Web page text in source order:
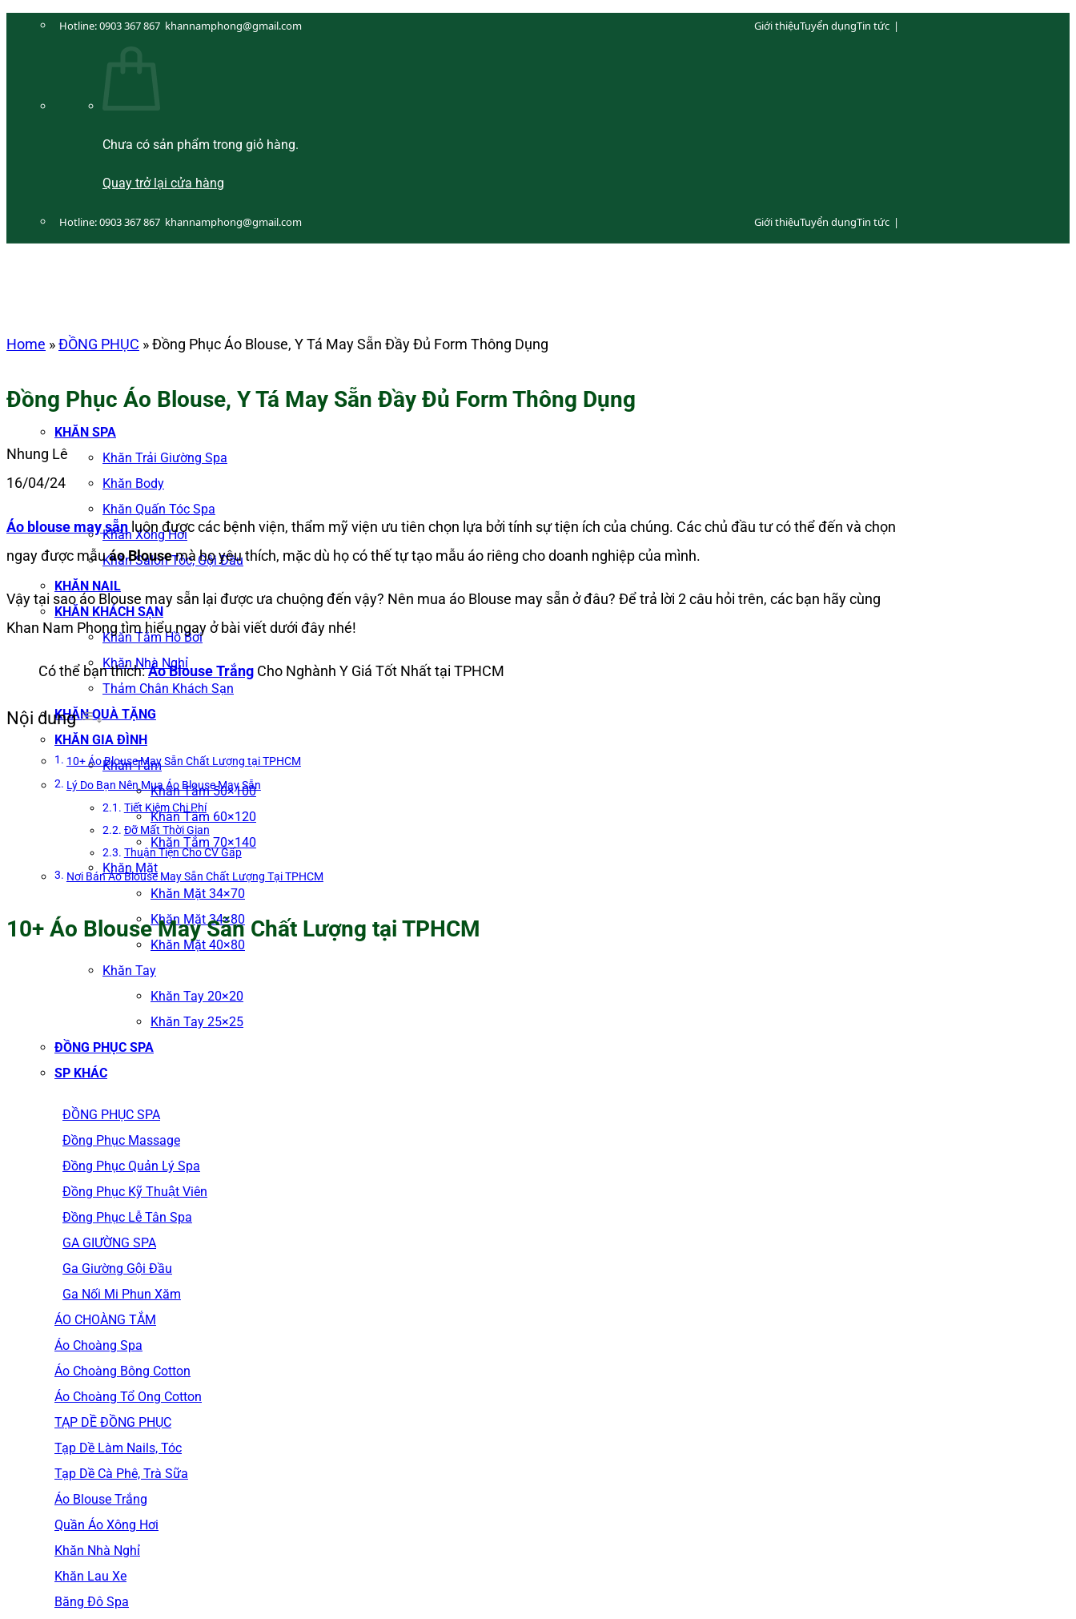
Hotline:0903 367 867 khannamphong@gmail.com Giới thiệuTuyển dụngTin tức |
Chưa có sản phẩm trong giỏ hàng.
Quay trở lại cửa hàng
Hotline:0903 367 867 khannamphong@gmail.com Giới thiệuTuyển dụngTin tức |
KHĂN SPA
Khăn Trải Giường Spa
Khăn Body
Khăn Quấn Tóc Spa
Khăn Xông Hơi
Khăn Salon Tóc, Gội Đầu
KHĂN NAIL
KHĂN KHÁCH SẠN
Khăn Tắm Hồ Bơi
Khăn Nhà Nghỉ
Thảm Chân Khách Sạn
KHĂN QUÀ TẶNG
KHĂN GIA ĐÌNH
Khăn Tắm
Khăn Tắm 50×100
Khăn Tắm 60×120
Khăn Tắm 70×140
Khăn Mặt
Khăn Mặt 34×70
Khăn Mặt 34×80
Khăn Mặt 40×80
Khăn Tay
Khăn Tay 20×20
Khăn Tay 25×25
ĐỒNG PHỤC SPA
SP KHÁC
ĐỒNG PHỤC SPA
Đồng Phục Massage
Đồng Phục Quản Lý Spa
Đồng Phục Kỹ Thuật Viên
Đồng Phục Lễ Tân Spa
GA GIƯỜNG SPA
Ga Giường Gội Đầu
Ga Nối Mi Phun Xăm
ÁO CHOÀNG TẮM
Áo Choàng Spa
Áo Choàng Bông Cotton
Áo Choàng Tổ Ong Cotton
TẠP DỀ ĐỒNG PHỤC
Tạp Dề Làm Nails, Tóc
Tạp Dề Cà Phê, Trà Sữa
Áo Blouse Trắng
Quần Áo Xông Hơi
Khăn Nhà Nghỉ
Khăn Lau Xe
Băng Đô Spa
Home »ĐỒNG PHỤC »Đồng Phục Áo Blouse, Y Tá May Sẵn Đầy Đủ Form Thông Dụng
Đồng Phục Áo Blouse, Y Tá May Sẵn Đầy Đủ Form Thông Dụng
Nhung Lê
16/04/24
Áo blouse may sẵn luôn được các bệnh viện, thẩm mỹ viện ưu tiên chọn lựa bởi tính sự tiện ích của chúng. Các chủ đầu tư có thể đến và chọn
ngay được mẫuáo Blousemà họ yêu thích, mặc dù họ có thế tự tạo mẫu áo riêng cho doanh nghiệp của mình.
Vậy tại sao áo Blouse may sẵn lại được ưa chuộng đến vậy? Nên mua áo Blouse may sẵn ở đâu? Để trả lời 2 câu hỏi trên, các bạn hãy cùng
Khan Nam Phong tìm hiểu ngay ở bài viết dưới đây nhé!
Có thể bạn thích:Áo Blouse Trắng Cho Nghành Y Giá Tốt Nhất tại TPHCM
Nội dung
10+ Áo Blouse May Sẵn Chất Lượng tại TPHCM
Lý Do Bạn Nên Mua Áo Blouse May Sẵn
Tiết Kiệm Chi Phí
Đỡ Mất Thời Gian
Thuận Tiện Cho CV Gấp
Nơi Bán Áo Blouse May Sẵn Chất Lượng Tại TPHCM
10+ Áo Blouse May Sẵn Chất Lượng tại TPHCM